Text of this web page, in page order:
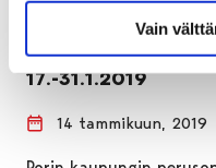
Vain
Haku
17.-31.1.2019
14 tammikuun, 2019